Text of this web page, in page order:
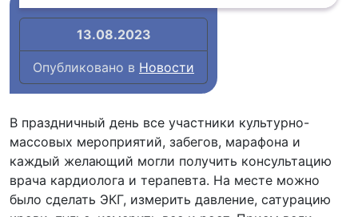
13.08.2023
Опубликовано в Новости
В праздничный день все участники культурно-
массовых мероприятий, забегов, марафона и
каждый желающий могли получить консультацию
врача кардиолога и терапевта. На месте можно
было сделать ЭКГ, измерить давление, сатурацию